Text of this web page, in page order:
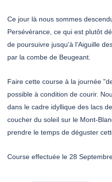
Ce jour là nous sommes
Persévérance, ce qui est plutôt
de poursuivre jusqu'à l'Aiguille
par la combe de Beugeant.
Faire cette course à la journée
possible à condition de courir.
dans le cadre idyllique des lacs
coucher du soleil sur le Mont-
prendre le temps de déguster
Course effectuée le 28